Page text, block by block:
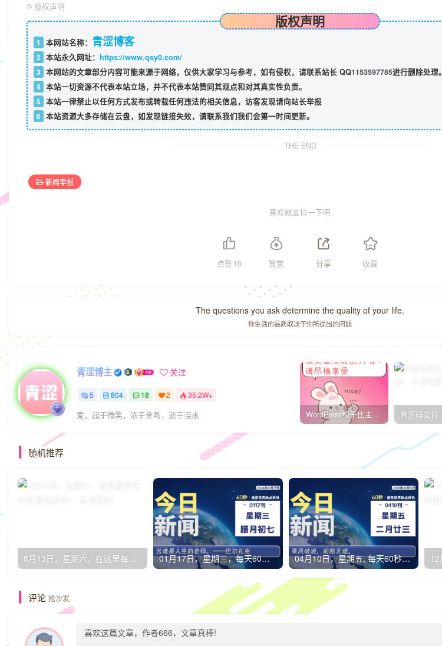
© 版权声明
版权声明
1 本网站名称： 青涩博客
2 本站永久网址： https://www.qsy0.com/
3 本网站的文章部分内容可能来源于网络，仅供大家学习与参考，如有侵权，请联系站长 QQ1153597785进行删除处理。
4 本站一切资源不代表本站立场，并不代表本站赞同其观点和对其真实性负责。
5 本站一律禁止以任何方式发布或转载任何违法的相关信息，访客发现请向站长举报
6 本站资源大多存储在云盘，如发现链接失效，请联系我们我们会第一时间更新。
THE END
新闻早报
喜欢就支持一下吧
点赞 10 赞赏 分享 收藏
The questions you ask determine the quality of your life.
你生活的品质取决于你所提出的问题
青涩博主 关注
5 804 18 2 35.2W+
爱，起于微笑，浓于亲吻，逝于泪水 WordPress和子比主题模板&网站美化方法教程-已更新到:23-01-8
随机推荐
01月17日，星期三，每天60秒读懂全世界！ 04月10日，星期五, 每天60秒读懂全世界！
评论 抢沙发